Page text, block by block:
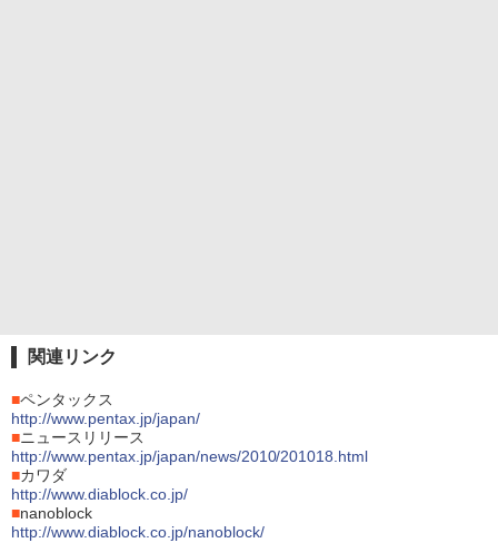
関連リンク
■ペンタックス
http://www.pentax.jp/japan/
■ニュースリリース
http://www.pentax.jp/japan/news/2010/201018.html
■カワダ
http://www.diablock.co.jp/
■nanoblock
http://www.diablock.co.jp/nanoblock/